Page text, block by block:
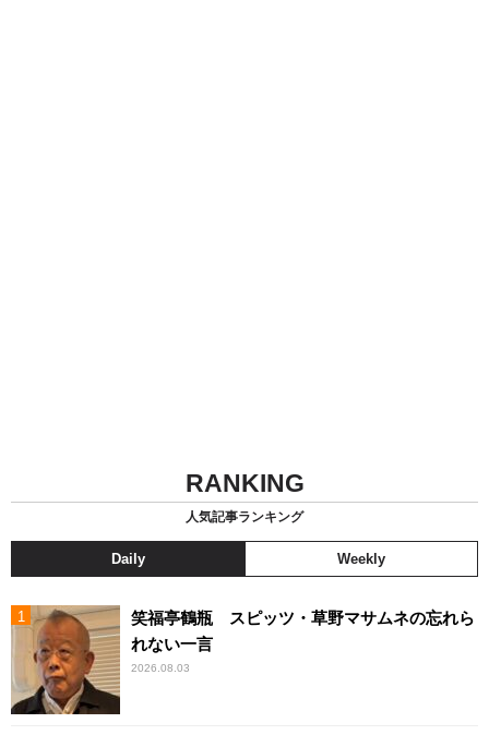
RANKING
人気記事ランキング
Daily Weekly
笑福亭鶴瓶 スピッツ・草野マサムネの忘れら
れない一言
2026.08.03